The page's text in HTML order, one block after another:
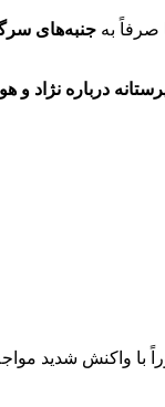
صرفاً به جنبه‌های
درباره نژاد و
با واکنش شدید